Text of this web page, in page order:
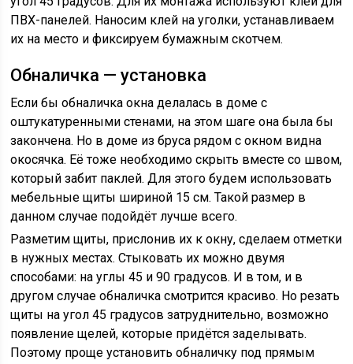
ПВХ-панелей. Наносим клей на уголки, устанавливаем
их на место и фиксируем бумажным скотчем.
Обналичка — установка
Если бы обналичка окна делалась в доме с
оштукатуренными стенами, на этом шаге она была бы
закончена. Но в доме из бруса рядом с окном видна
окосячка. Её тоже необходимо скрыть вместе со швом,
который забит паклей. Для этого будем использовать
мебельные щиты шириной 15 см. Такой размер в
данном случае подойдёт лучше всего.
Разметим щиты, прислонив их к окну, сделаем отметки
в нужных местах. Стыковать их можно двумя
способами: на углы 45 и 90 градусов. И в том, и в
другом случае обналичка смотрится красиво. Но резать
щиты на угол 45 градусов затруднительно, возможно
появление щелей, которые придётся заделывать.
Поэтому проще установить обналичку под прямым